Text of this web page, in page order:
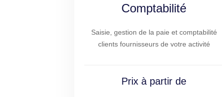
Comptabilité
Saisie, gestion de la paie et comptabilité
clients fournisseurs de votre activité
Prix à partir de